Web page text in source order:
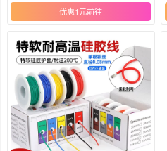
优惠1元